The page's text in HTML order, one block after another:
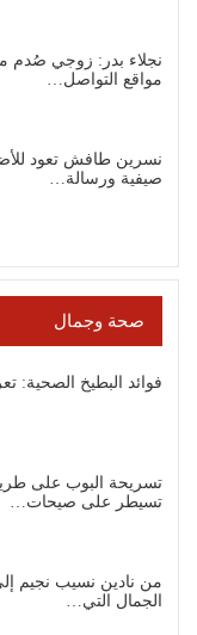
نجلاء بدر: زوجي صُدم
مواقع التواصل…
نسرين طافش تعود
صيفية ورسالة…
صحة وجمال
فوائد البطيخ الصحية:
تسريحة البوب على
تسيطر على صيحات…
من نادين نسيب نجيم
الجمال التي…